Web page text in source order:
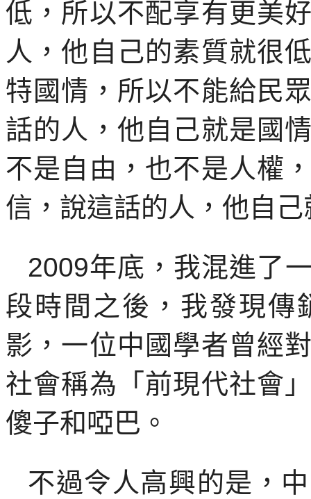
低，所以不配享有更美
人，他自己的素質就很
特國情，所以不能給民
話的人，他自己就是國
不是自由，也不是人權
信，說這話的人，他自
2009年底，我混進了
段時間之後，我發現傳
影，一位中國學者曾經
社會稱為「前現代社會
傻子和啞巴。
不過令人高興的是，